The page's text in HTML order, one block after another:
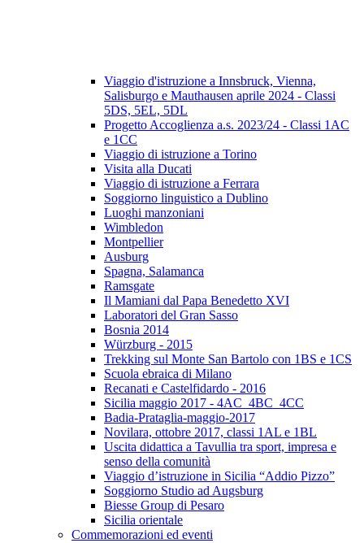
Viaggio d'istruzione a Innsbruck, Vienna,
Salisburgo e Mauthausen aprile 2024 - Classi
5DS, 5EL, 5DL
Progetto Accoglienza a.s. 2023/24 - Classi 1AC
e 1CC
Viaggio di istruzione a Torino
Visita alla Ducati
Viaggio di istruzione a Ferrara
Soggiorno linguistico a Dublino
Luoghi manzoniani
Wimbledon
Montpellier
Ausburg
Spagna, Salamanca
Ramsgate
Il Mamiani dal Papa Benedetto XVI
Laboratori del Gran Sasso
Bosnia 2014
Würzburg - 2015
Trekking sul Monte San Bartolo con 1BS e 1CS
Scuola ebraica di Milano
Recanati e Castelfidardo - 2016
Sicilia maggio 2017 - 4AC_4BC_4CC
Badia-Prataglia-maggio-2017
Novilara, ottobre 2017, classi 1AL e 1BL
Uscita didattica a Tavullia tra sport, impresa e
senso della comunità
Viaggio d’istruzione in Sicilia “Addio Pizzo”
Soggiorno Studio ad Augsburg
Biesse Group di Pesaro
Sicilia orientale
Commemorazioni ed eventi